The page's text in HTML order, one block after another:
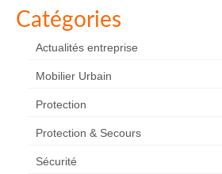
Catégories
Actualités entreprise
Mobilier Urbain
Protection
Protection & Secours
Sécurité